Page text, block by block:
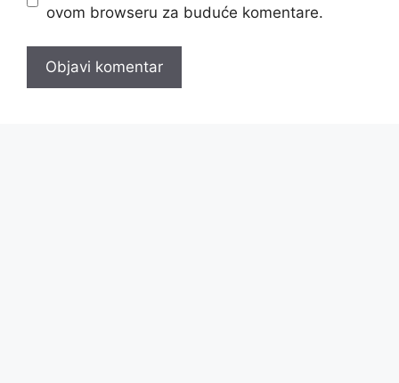
ovom browseru za buduće komentare.